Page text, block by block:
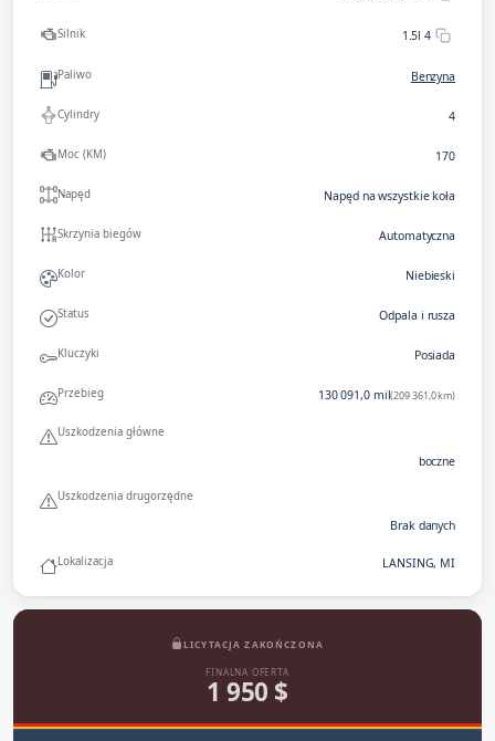
Silnik 1.5l 4
Paliwo Benzyna
Cylindry 4
Moc (KM) 170
Napęd Napęd na wszystkie koła
Skrzynia biegów Automatyczna
Kolor Niebieski
Status Odpala i rusza
Kluczyki Posiada
Przebieg 130 091,0 mil(209 361,0 km)
Uszkodzenia główne
boczne
Uszkodzenia drugorzędne
Brak danych
Lokalizacja LANSING, MI
LICYTACJA ZAKOŃCZONA
FINALNA OFERTA
1 950 $